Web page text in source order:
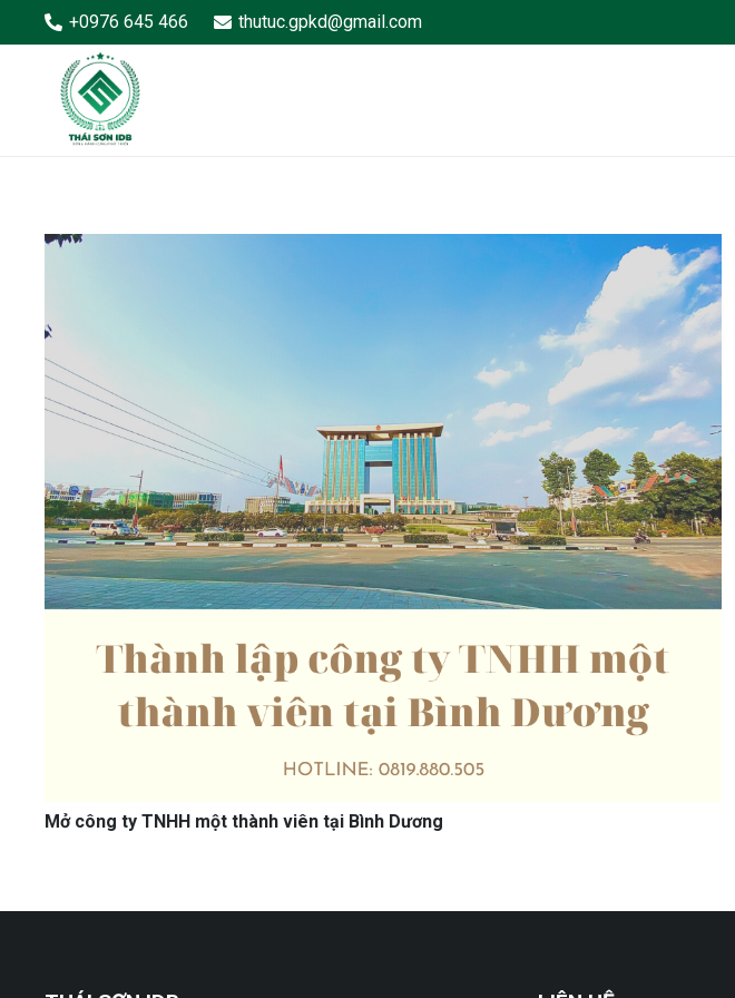
+0976 645 466 thutuc.gpkd@gmail.com
Mở công ty TNHH một thành viên tại Bình Dương